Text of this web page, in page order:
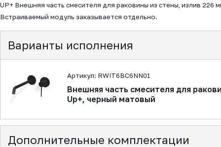
UP+ Внешняя часть смесителя для раковины из стены, излив 226
Встраиваемый модуль заказывается отдельно.
Варианты исполнения
Артикул: RWIT6BC6NN01
Внешняя часть смесителя для
Up+, черный матовый
Дополнительные комплектации